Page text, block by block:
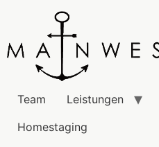
Team Leistungen
Homestaging